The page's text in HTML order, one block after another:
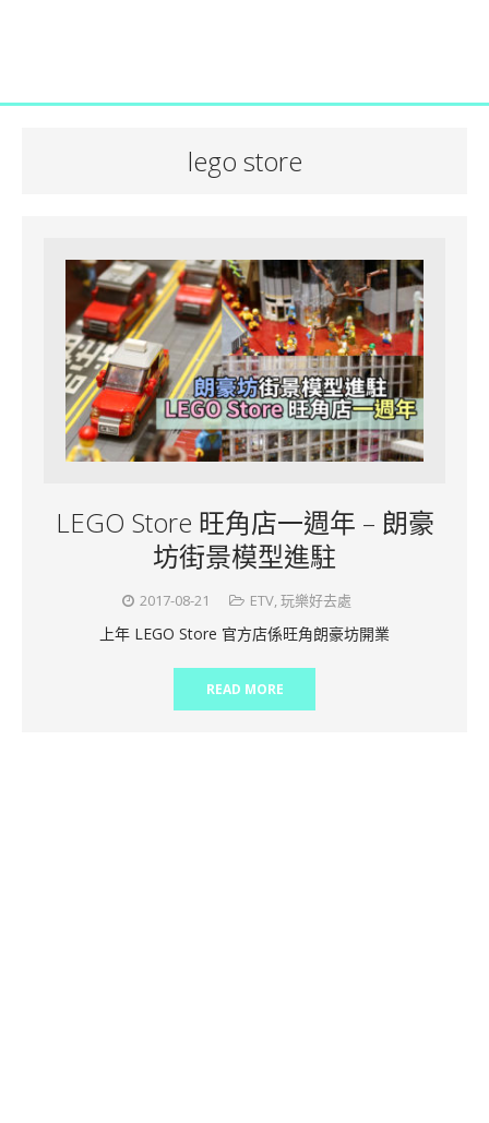
lego store
LEGO Store 旺角店一週年 – 朗豪
坊街景模型進駐
2017-08-21 ETV,玩樂好去處
上年 LEGO Store 官方店係旺角朗豪坊開業
READ MORE